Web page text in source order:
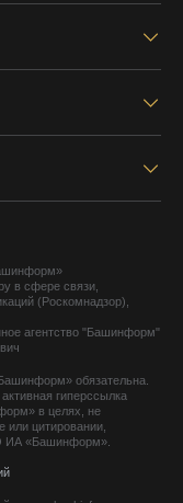
в сфере связи,
(Роскомнадзор),
агентство "Башинформ"
обязательна.
гиперссылка
в целях, не
или цитировании,
ИА «Башинформ».